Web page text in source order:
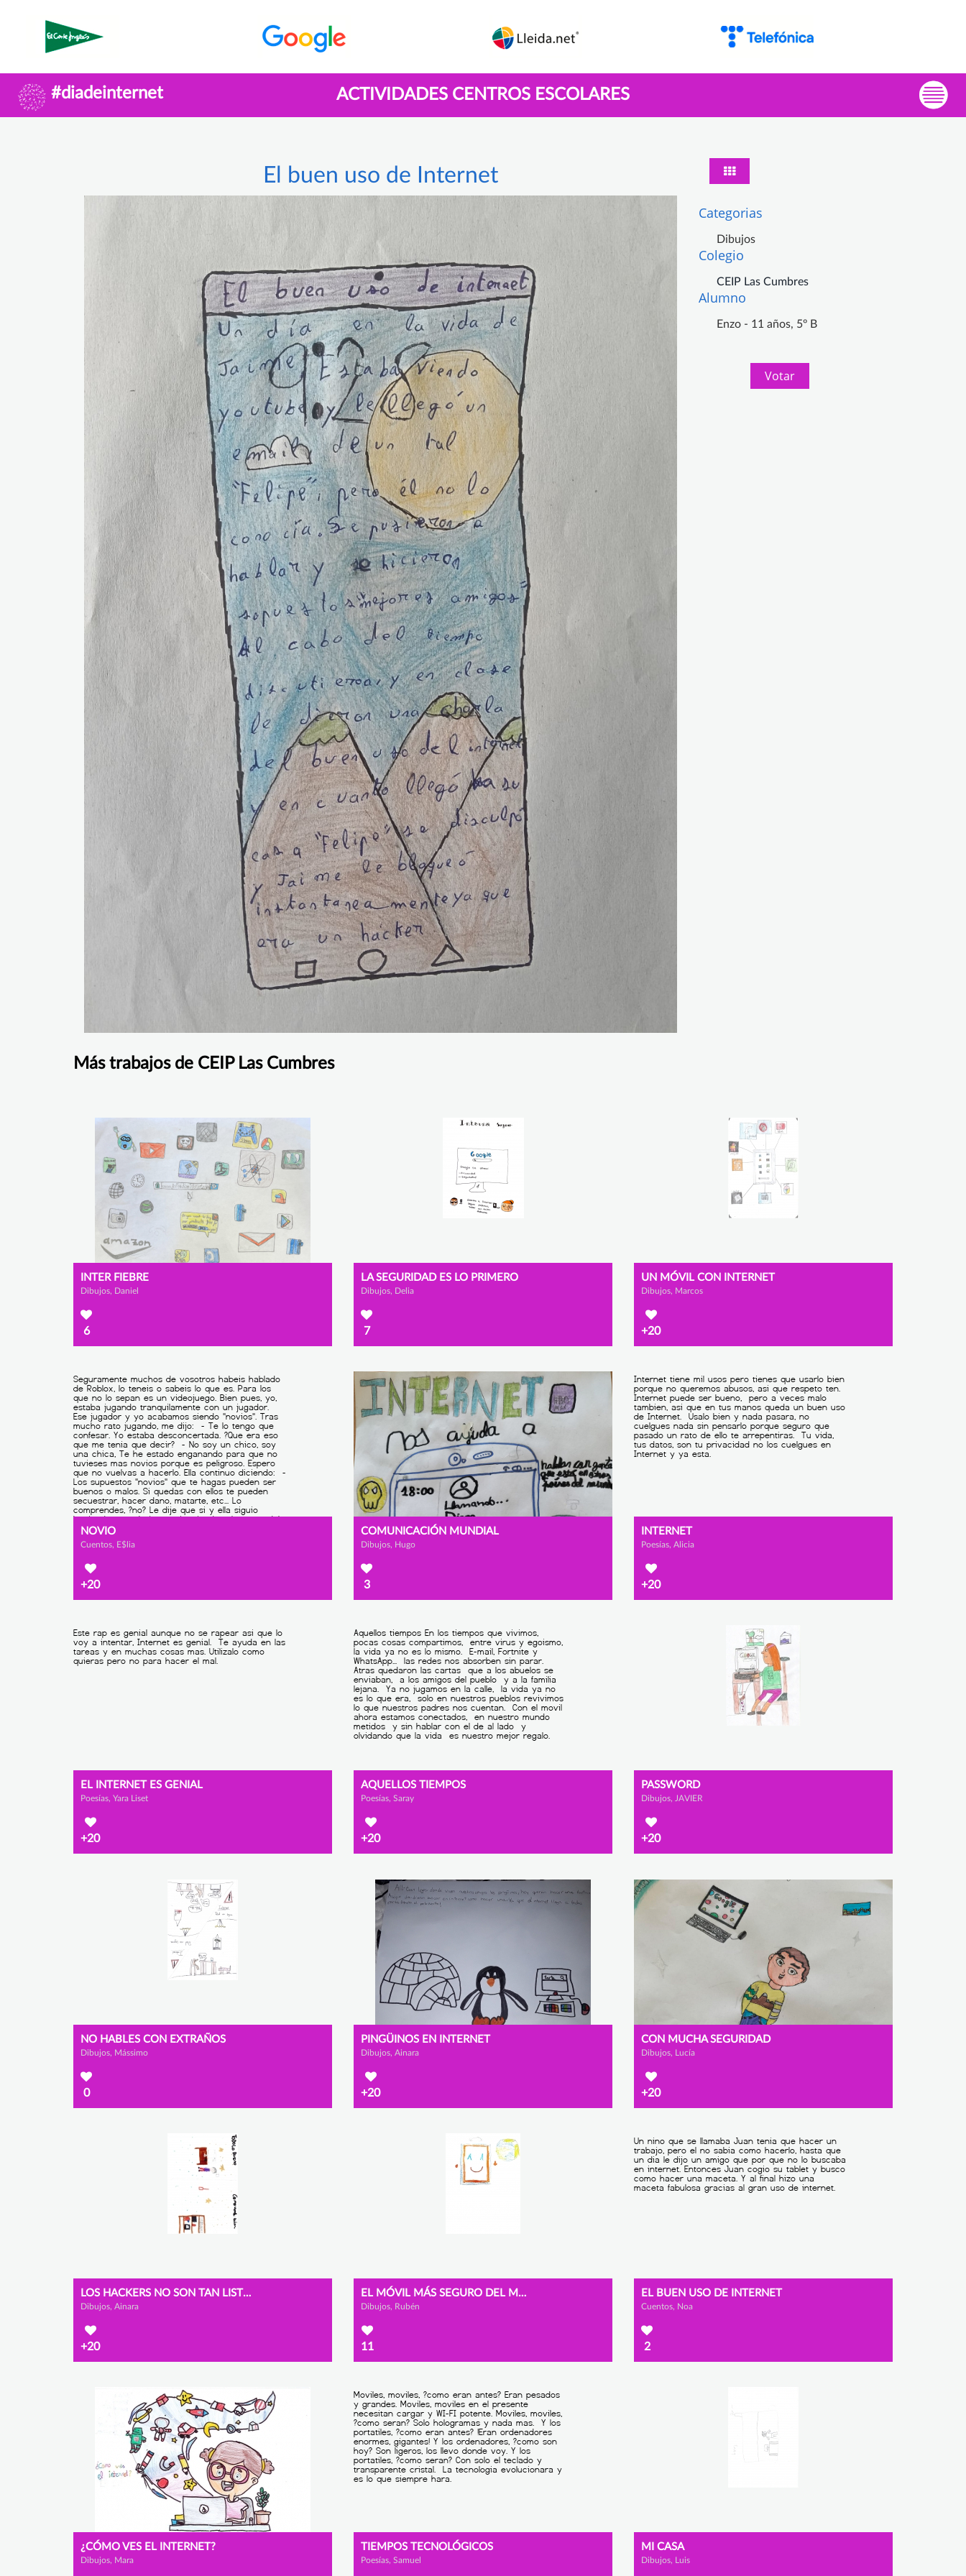
#diadeinternet ACTIVIDADES CENTROS ESCOLARES
El buen uso de Internet
Categorias
Dibujos
Colegio
CEIP Las Cumbres
Alumno
Enzo - 11 años, 5º B
Votar
Más trabajos de CEIP Las Cumbres
INTER FIEBRE
Dibujos, Daniel
6
LA SEGURIDAD ES LO PRIMERO
Dibujos, Delia
7
UN MÓVIL CON INTERNET
Dibujos, Marcos
+20
NOVIO
Cuentos, E$lia
+20
COMUNICACIÓN MUNDIAL
Dibujos, Hugo
3
INTERNET
Poesías, Alicia
+20
EL INTERNET ES GENIAL
Poesías, Yara Liset
+20
AQUELLOS TIEMPOS
Poesías, Saray
+20
PASSWORD
Dibujos, JAVIER
+20
NO HABLES CON EXTRAÑOS
Dibujos, Mássimo
0
PINGÜINOS EN INTERNET
Dibujos, Ainara
+20
CON MUCHA SEGURIDAD
Dibujos, Lucía
+20
LOS HACKERS NO SON TAN LISTOS
Dibujos, Ainara
+20
EL MÓVIL MÁS SEGURO DEL MUNDO
Dibujos, Rubén
11
EL BUEN USO DE INTERNET
Cuentos, Noa
2
¿CÓMO VES EL INTERNET?
Dibujos, Mara
TIEMPOS TECNOLÓGICOS
Poesías, Samuel
MI CASA
Dibujos, Luis